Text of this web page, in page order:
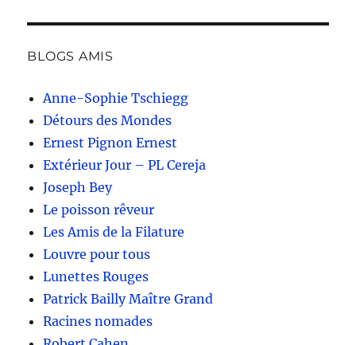
BLOGS AMIS
Anne-Sophie Tschiegg
Détours des Mondes
Ernest Pignon Ernest
Extérieur Jour – PL Cereja
Joseph Bey
Le poisson rêveur
Les Amis de la Filature
Louvre pour tous
Lunettes Rouges
Patrick Bailly Maître Grand
Racines nomades